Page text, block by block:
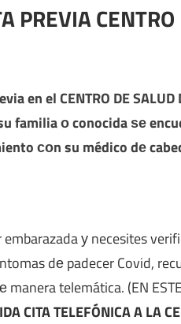
PREVIA
en elCENTRO DE
familia ο conocida ѕе
сοn su médico dе
у necesites
dе padecer Covid,
telemática. (EN
CITA TELEFÓNICA A LA